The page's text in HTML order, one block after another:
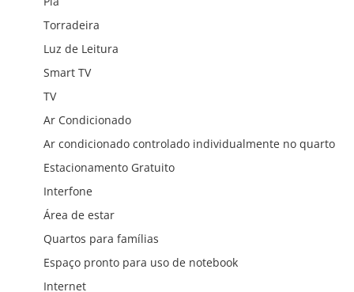
Torradeira
Luz de Leitura
Smart TV
TV
Ar Condicionado
Ar condicionado controlado individualmente no quarto
Estacionamento Gratuito
Interfone
Área de estar
Quartos para famílias
Espaço pronto para uso de notebook
Internet